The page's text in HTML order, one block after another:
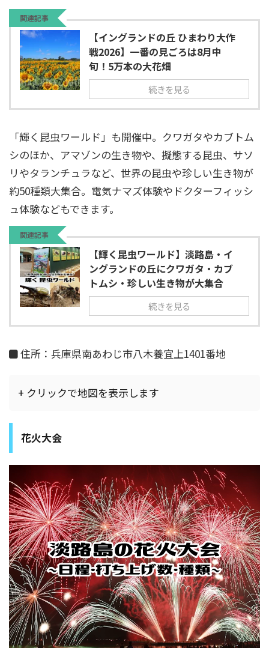
関連記事
【イングランドの丘 ひまわり大作
戦2026】一番の見ごろは8月中
旬！5万本の大花畑
続きを見る
「輝く昆虫ワールド」も開催中。クワガタやカブトム
シのほか、アマゾンの生き物や、擬態する昆虫、サソ
リやタランチュラなど、世界の昆虫や珍しい生き物が
約50種類大集合。電気ナマズ体験やドクターフィッシ
ュ体験などもできます。
関連記事
【輝く昆虫ワールド】淡路島・イ
ングランドの丘にクワガタ・カブ
トムシ・珍しい生き物が大集合
続きを見る
住所：兵庫県南あわじ市八木養宜上1401番地
+ クリックで地図を表示します
花火大会